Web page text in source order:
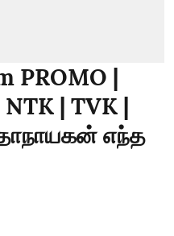
PROMO |
| TVK |
எந்த